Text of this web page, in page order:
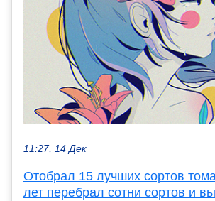
11:27, 14 Дек
Отобрал 15 лучших сортов
лет перебрал сотни сортов и